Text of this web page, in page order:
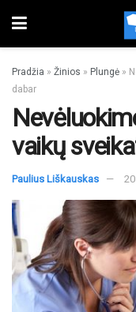
Pradžia » Žinios » Plungė »
dabar
vaikų
Paulius Liškauskas